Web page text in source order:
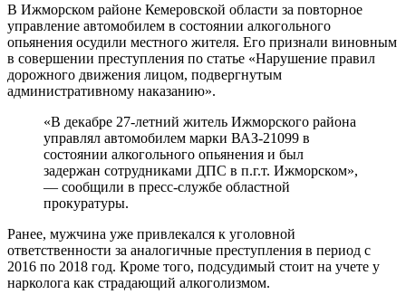
В Ижморском районе Кемеровской области за повторное
управление автомобилем в состоянии алкогольного
опьянения осудили местного жителя. Его признали виновным
в совершении преступления по статье «Нарушение правил
дорожного движения лицом, подвергнутым
административному наказанию».
«В декабре 27-летний житель Ижморского района
управлял автомобилем марки ВАЗ-21099 в
состоянии алкогольного опьянения и был
задержан сотрудниками ДПС в п.г.т. Ижморском»,
— сообщили в пресс-службе областной
прокуратуры.
Ранее, мужчина уже привлекался к уголовной
ответственности за аналогичные преступления в период с
2016 по 2018 год. Кроме того, подсудимый стоит на учете у
нарколога как страдающий алкоголизмом.